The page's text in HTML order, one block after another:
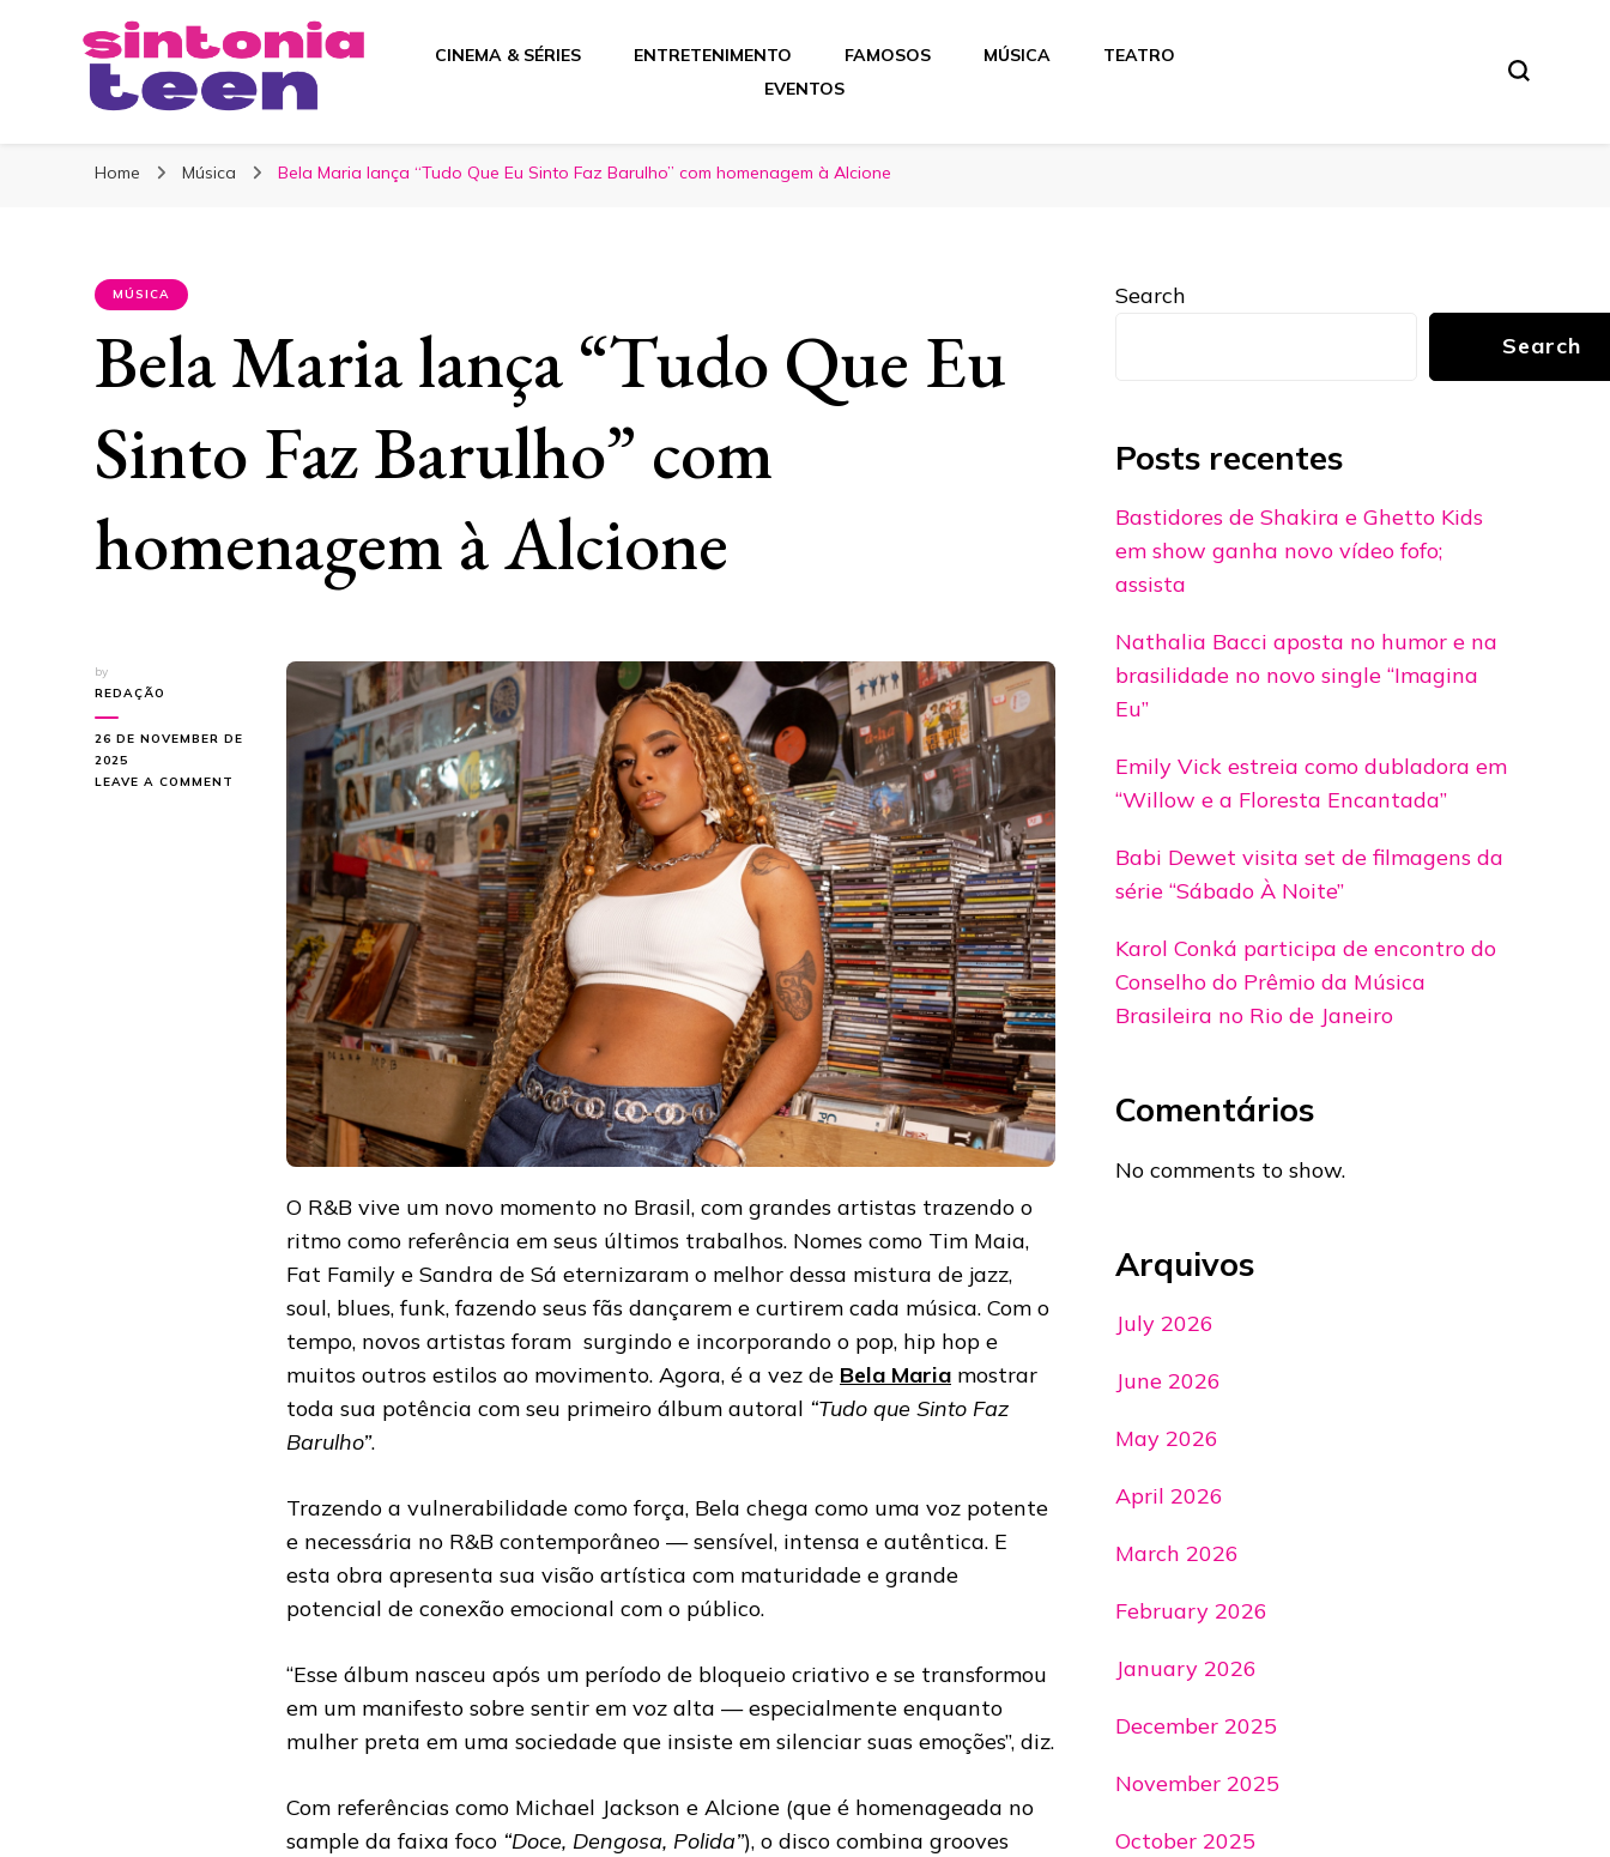
Sintonia Teen
CINEMA & SÉRIES ENTRETENIMENTO FAMOSOS MÚSICA
TEATRO
EVENTOS
Home Música Bela Maria lança “Tudo Que Eu Sinto Faz Barulho” com homenagem à Alcione
MÚSICA
Bela Maria lança “Tudo Que Eu
Sinto Faz Barulho” com
homenagem à Alcione
by
REDAÇÃO
26 DE NOVEMBER DE
2025
LEAVE A COMMENT
BARULHO”
HOMENAGEM
ALCIONE
O R&B vive um novo momento no Brasil, com grandes artistas trazendo o
ritmo como referência em seus últimos trabalhos. Nomes como Tim Maia,
Fat Family e Sandra de Sá eternizaram o melhor dessa mistura de jazz,
soul, blues, funk, fazendo seus fãs dançarem e curtirem cada música. Com o
tempo, novos artistas foram surgindo e incorporando o pop, hip hop e
muitos outros estilos ao movimento. Agora, é a vez de Bela Maria mostrar
toda sua potência com seu primeiro álbum autoral “Tudo que Sinto Faz
Barulho”.
Trazendo a vulnerabilidade como força, Bela chega como uma voz potente
e necessária no R&B contemporâneo — sensível, intensa e autêntica. E
esta obra apresenta sua visão artística com maturidade e grande
potencial de conexão emocional com o público.
“Esse álbum nasceu após um período de bloqueio criativo e se transformou
em um manifesto sobre sentir em voz alta — especialmente enquanto
mulher preta em uma sociedade que insiste em silenciar suas emoções”, diz.
Com referências como Michael Jackson e Alcione (que é homenageada no
sample da faixa foco “Doce, Dengosa, Polida”), o disco combina grooves
Search
Search
Posts recentes
Bastidores de Shakira e Ghetto Kids
em show ganha novo vídeo fofo;
assista
Nathalia Bacci aposta no humor e na
brasilidade no novo single “Imagina
Eu”
Emily Vick estreia como dubladora em
“Willow e a Floresta Encantada”
Babi Dewet visita set de filmagens da
série “Sábado À Noite”
Karol Conká participa de encontro do
Conselho do Prêmio da Música
Brasileira no Rio de Janeiro
Comentários
No comments to show.
Arquivos
July 2026
June 2026
May 2026
April 2026
March 2026
February 2026
January 2026
December 2025
November 2025
October 2025